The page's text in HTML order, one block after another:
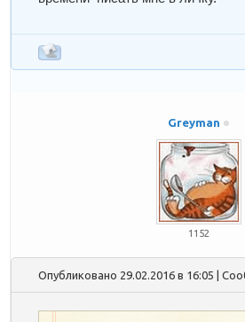
Greyman
1152
Опубликовано 29.02.2016 в 16:05 |